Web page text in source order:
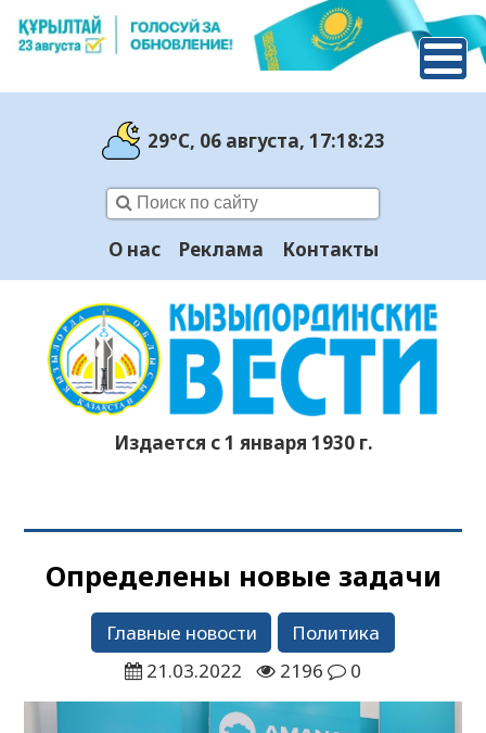
29°C, 06 августа, 17:18:24
О нас Реклама Контакты
Издается с 1 января 1930 г.
Определены новые задачи
Главные новости
Политика
21.03.2022
2196 0